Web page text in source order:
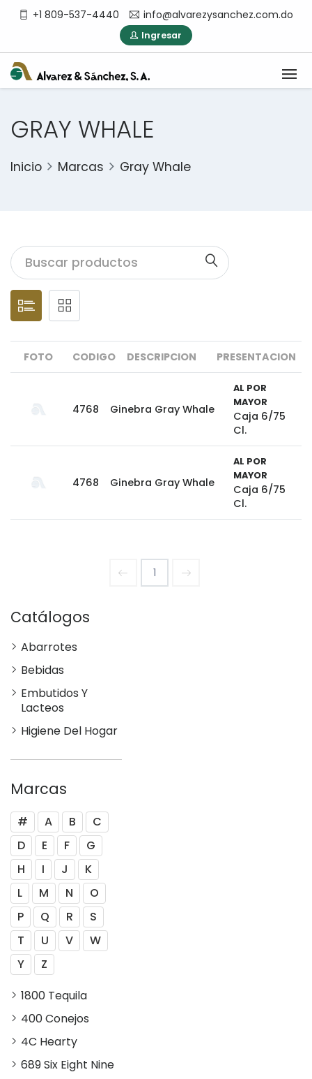
+1 809-537-4440 info@alvarezysanchez.com.do
Ingresar
GRAY WHALE
Inicio Marcas Gray Whale
FOTO CODIGO DESCRIPCION PRESENTACION
4768 Ginebra Gray Whale
AL POR
MAYOR
Caja 6/75
Cl.
4768 Ginebra Gray Whale
AL POR
MAYOR
Caja 6/75
Cl.
1
Catálogos
Abarrotes
Bebidas
Embutidos Y
Lacteos
Higiene Del Hogar
Marcas
# A B
C
D
E F
G
H
I J
K
L
M N
O
P
Q R
S
T
U V
W
Y
Z
1800 Tequila
400 Conejos
4C Hearty
689 Six Eight Nine